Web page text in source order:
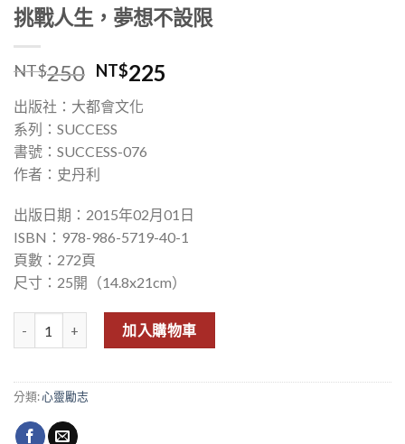
挑戰人生，夢想不設限
NT$250 NT$225
出版社：大都會文化
系列：SUCCESS
書號：SUCCESS-076
作者：史丹利
出版日期：2015年02月01日
ISBN：978-986-5719-40-1
頁數：272頁
尺寸：25開（14.8x21cm）
挑戰人生，夢想不設限 數量
加入購物車
分類:心靈勵志